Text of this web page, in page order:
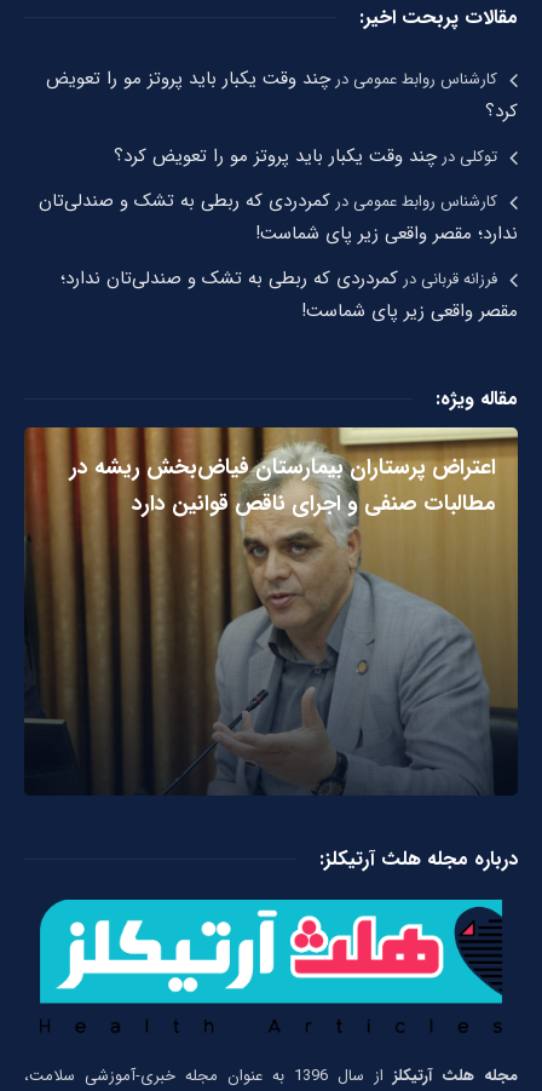
مقالات پربحت اخیر:
کارشناس روابط عمومیدرچند وقت یکبار باید پروتز مو را تعویض
کرد؟
توکلیدرچند وقت یکبار باید پروتز مو را تعویض کرد؟
کارشناس روابط عمومیدرکمردردی که ربطی به تشک و صندلی‌تان
ندارد؛ مقصر واقعی زیر پای شماست!
فرزانه قربانیدرکمردردی که ربطی به تشک و صندلی‌تان ندارد؛
مقصر واقعی زیر پای شماست!
مقاله ویژه:
اعتراض پرستاران بیمارستان فیاض‌بخش ریشه در
مطالبات صنفی و اجرای ناقص قوانین دارد
درباره مجله هلث آرتیکلز:
مجله هلث آرتیکلز
از سال 1396 به عنوان مجله خبری-آموزشی سلامت،